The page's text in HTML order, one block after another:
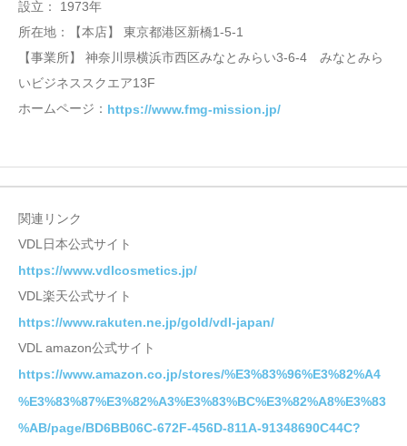
設立： 1973年
所在地：【本店】 東京都港区新橋1-5-1
【事業所】 神奈川県横浜市西区みなとみらい3-6-4 みなとみら
いビジネススクエア13F
ホームページ： https://www.fmg-mission.jp/
関連リンク
VDL日本公式サイト
https://www.vdlcosmetics.jp/
VDL楽天公式サイト
https://www.rakuten.ne.jp/gold/vdl-japan/
VDL amazon公式サイト
https://www.amazon.co.jp/stores/%E3%83%96%E3%82%A4
%E3%83%87%E3%82%A3%E3%83%BC%E3%82%A8%E3%83
%AB/page/BD6BB06C-672F-456D-811A-91348690C44C?